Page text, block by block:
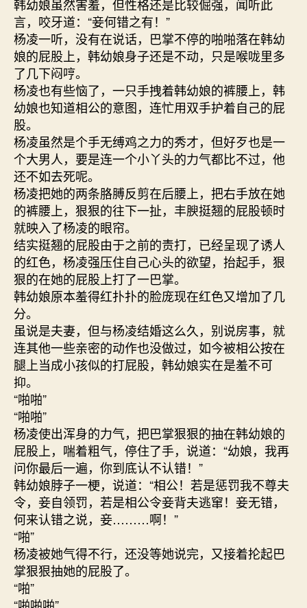
韩幼娘虽然害羞，但性格还是比较倔强，闻听此
言，咬牙道：“妾何错之有！”
杨凌一听，没有在说话，巴掌不停的啪啪落在韩幼
娘的屁股上，韩幼娘身子还是不动，只是喉咙里多
了几下闷哼。
杨凌也有些恼了，一只手拽着韩幼娘的裤腰上，韩
幼娘也知道相公的意图，连忙用双手护着自己的屁
股。
杨凌虽然是个手无缚鸡之力的秀才，但好歹也是一
个大男人，要是连一个小丫头的力气都比不过，他
还不如去死呢。
杨凌把她的两条胳膊反剪在后腰上，把右手放在她
的裤腰上，狠狠的往下一扯，丰腴挺翘的屁股顿时
就映入了杨凌的眼帘。
结实挺翘的屁股由于之前的责打，已经呈现了诱人
的红色，杨凌强压住自己心头的欲望，抬起手，狠
狠的在她的屁股上打了一巴掌。
韩幼娘原本羞得红扑扑的脸庞现在红色又增加了几
分。
虽说是夫妻，但与杨凌结婚这么久，别说房事，就
连其他一些亲密的动作也没做过，如今被相公按在
腿上当成小孩似的打屁股，韩幼娘实在是羞不可
抑。
“啪啪”
“啪啪”
杨凌使出浑身的力气，把巴掌狠狠的抽在韩幼娘的
屁股上，喘着粗气，停住了手，说道：“幼娘，我再
问你最后一遍，你到底认不认错！”
韩幼娘脖子一梗，说道：“相公！若是惩罚我不尊夫
令，妾自领罚，若是相公令妾背夫逃窜！妾无错，
何来认错之说，妾………啊！”
“啪”
杨凌被她气得不行，还没等她说完，又接着抡起巴
掌狠狠抽她的屁股了。
“啪”
“啪啪啪”